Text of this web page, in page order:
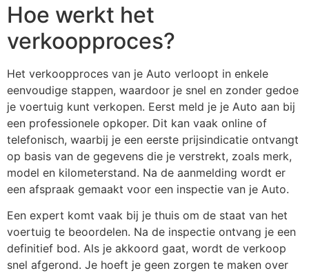
Hoe werkt het
verkoopproces?
Het verkoopproces van je Auto verloopt in enkele
eenvoudige stappen, waardoor je snel en zonder gedoe
je voertuig kunt verkopen. Eerst meld je je Auto aan bij
een professionele opkoper. Dit kan vaak online of
telefonisch, waarbij je een eerste prijsindicatie ontvangt
op basis van de gegevens die je verstrekt, zoals merk,
model en kilometerstand. Na de aanmelding wordt er
een afspraak gemaakt voor een inspectie van je Auto.
Een expert komt vaak bij je thuis om de staat van het
voertuig te beoordelen. Na de inspectie ontvang je een
definitief bod. Als je akkoord gaat, wordt de verkoop
snel afgerond. Je hoeft je geen zorgen te maken over